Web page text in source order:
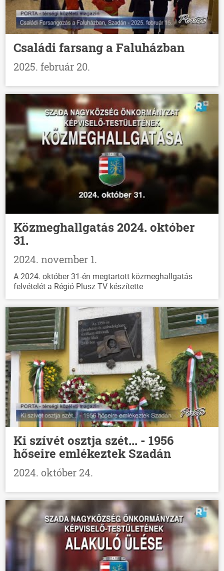
Családi farsang a Faluházban
2025. február 20.
Közmeghallgatás 2024. október
31.
2024. november 1.
A 2024. október 31-én megtartott közmeghallgatás
felvételét a Régió Plusz TV készítette
Ki szívét osztja szét... - 1956
hőseire emlékeztek Szadán
2024. október 24.